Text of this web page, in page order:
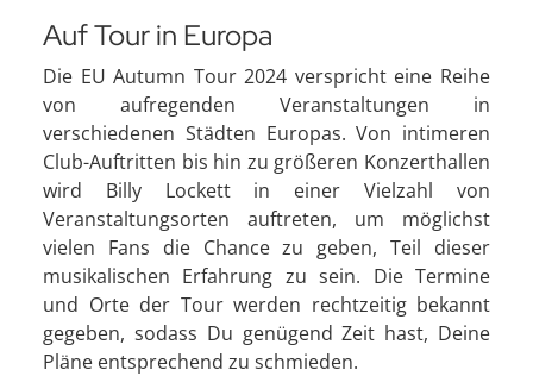
Auf Tour in Europa
Die EU Autumn Tour 2024 verspricht eine Reihe
von aufregenden Veranstaltungen in
verschiedenen Städten Europas. Von intimeren
Club-Auftritten bis hin zu größeren Konzerthallen
wird Billy Lockett in einer Vielzahl von
Veranstaltungsorten auftreten, um möglichst
vielen Fans die Chance zu geben, Teil dieser
musikalischen Erfahrung zu sein. Die Termine
und Orte der Tour werden rechtzeitig bekannt
gegeben, sodass Du genügend Zeit hast, Deine
Pläne entsprechend zu schmieden.